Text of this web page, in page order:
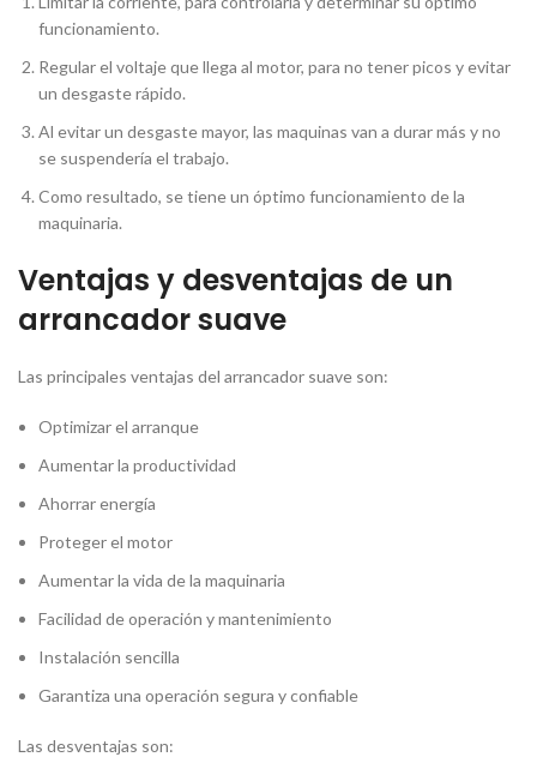
funcionamiento.
Regular el voltaje que llega al motor, para no tener picos y evitar
un desgaste rápido.
Al evitar un desgaste mayor, las maquinas van a durar más y no
se suspendería el trabajo.
Como resultado, se tiene un óptimo funcionamiento de la
maquinaria.
Ventajas y desventajas de un
arrancador suave
Las principales ventajas del arrancador suave son:
Optimizar el arranque
Aumentar la productividad
Ahorrar energía
Proteger el motor
Aumentar la vida de la maquinaria
Facilidad de operación y mantenimiento
Instalación sencilla
Garantiza una operación segura y confiable
Las desventajas son: